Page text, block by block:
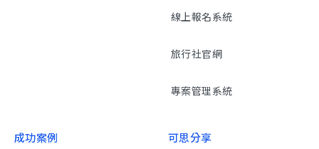
線上報名系統
旅行社官網
專案管理系統
成功案例 可思分享